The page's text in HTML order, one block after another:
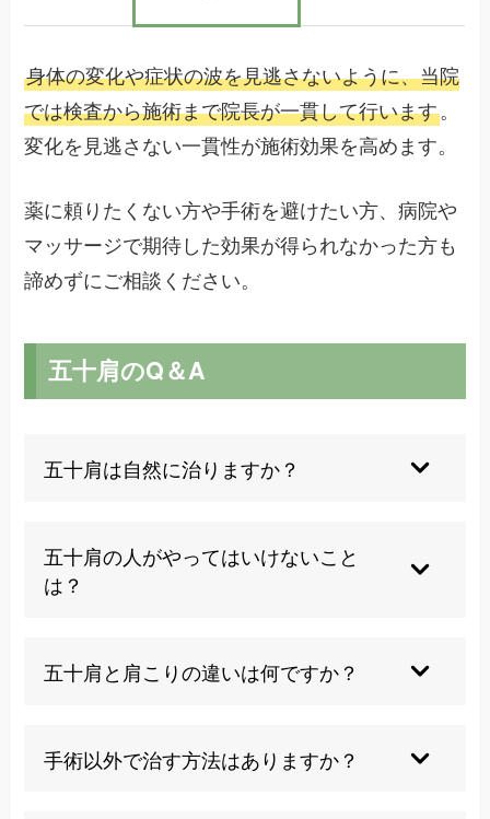
身体の変化や症状の波を見逃さないように、当院
では検査から施術まで院長が一貫して行います。
変化を見逃さない一貫性が施術効果を高めます。
薬に頼りたくない方や手術を避けたい方、病院や
マッサージで期待した効果が得られなかった方も
諦めずにご相談ください。
五十肩のQ＆A
五十肩は自然に治りますか？
施術を受けることで回復期間を短縮し、後遺症を
防ぐことができます。放置すると関節の拘縮が残
る可能性があるため、早期の施術をお勧めしま
五十肩の人がやってはいけないこと
は？
悪化させます。また、痛みを我慢して日常動作を
続けることも症状の長期化につながるため避ける
重要です。
五十肩と肩こりの違いは何ですか？
関節包の炎症により関節の動きが制限される疾患
です。五十肩では腕を上げる動作が困難になるの
手術以外で治す方法はありますか？